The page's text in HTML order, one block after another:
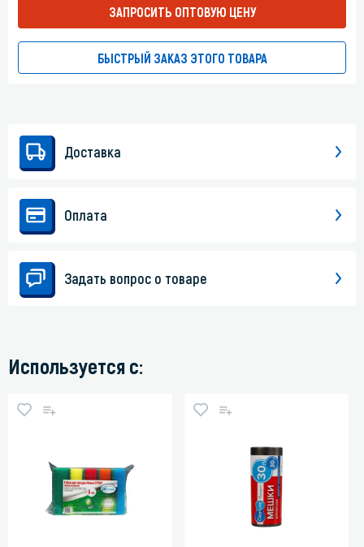
ЗАПРОСИТЬ ОПТОВУЮ ЦЕНУ
БЫСТРЫЙ ЗАКАЗ ЭТОГО ТОВАРА
Доставка
Оплата
Задать вопрос о товаре
Используется с: